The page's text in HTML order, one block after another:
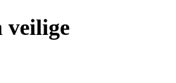
veilige